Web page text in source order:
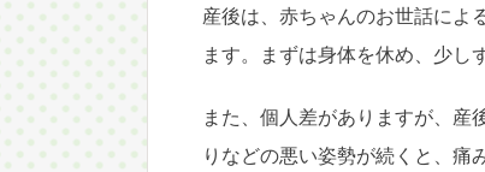
産後は、赤ちゃんのお世話によ
ます。まずは身体を休め、少し
また、個人差がありますが、産
りなどの悪い姿勢が続くと、痛